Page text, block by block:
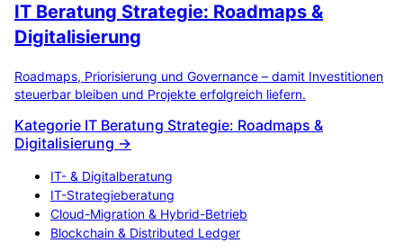
IT Beratung Strategie: Roadmaps &
Digitalisierung
Roadmaps, Priorisierung und Governance – damit Investitionen
steuerbar bleiben und Projekte erfolgreich liefern.
Kategorie IT Beratung Strategie: Roadmaps &
Digitalisierung →
IT- & Digitalberatung
IT-Strategieberatung
Cloud-Migration & Hybrid-Betrieb
Blockchain & Distributed Ledger